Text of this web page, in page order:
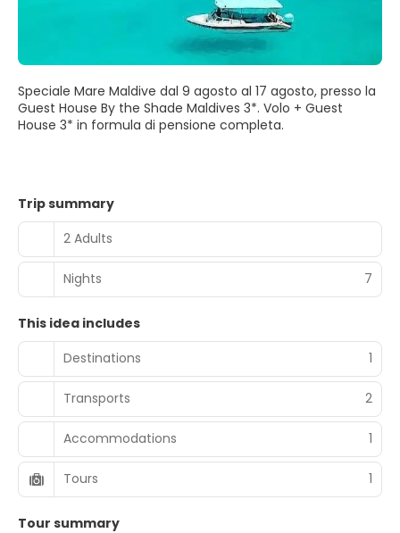
Speciale Mare Maldive dal 9 agosto al 17 agosto, presso la
Guest House By the Shade Maldives 3*. Volo + Guest
House 3* in formula di pensione completa.
Trip summary
2 Adults
Nights 7
This idea includes
Destinations
1
Transports 2
Accommodations 1
Tours 1
Tour summary